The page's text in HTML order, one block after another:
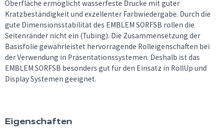
Oberfläche ermöglicht wasserfeste Drucke mit guter
Kratzbeständigkeit und exzellenter Farbwiedergabe. Durch die
gute Dimensionsstabilität des EMBLEM SORFSB rollen die
Seitenränder nicht ein (Tubing). Die Zusammensetzung der
Basisfolie gewährleistet hervorragende Rolleigenschaften bei
der Verwendung in Präsentationssystemen. Deshalb ist das
EMBLEM SORFSB besonders gut für den Einsatz in RollUp und
Display Systemen geeignet.
Eigenschaften